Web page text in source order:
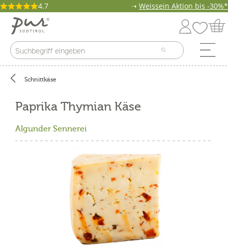
4.7 ➝ Weissein Aktion bis -30%*
Schnittkäse
Paprika Thymian Käse
Algunder Sennerei